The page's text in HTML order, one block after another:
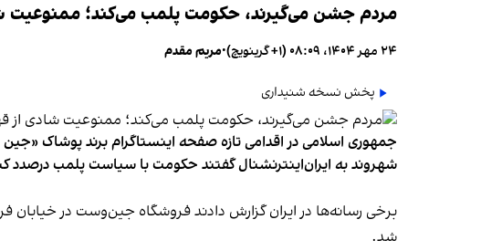
مردم جشن می‌گیرند، حکومت پلمب می‌کند؛ ممنوعیت
۲۴ مهر ۱۴۰۴، ۰۸:۰۹ (‎+۱ گرینویچ) •مریم مقدم
پخش نسخه شنیداری
جمهوری اسلامی در اقدامی تازه صفحه اینستاگرام برند پوشاک
شهروند به ایران‌اینترنشنال گفتند حکومت با سیاست پلمب درصدد
شد.